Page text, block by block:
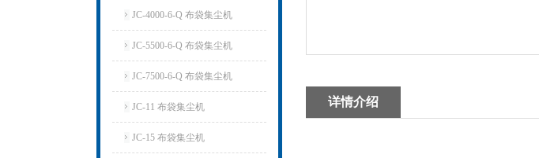
JC-4000-6-Q 布袋集尘机
JC-5500-6-Q 布袋集尘机
JC-7500-6-Q 布袋集尘机
JC-11 布袋集尘机
JC-15 布袋集尘机
详情介绍